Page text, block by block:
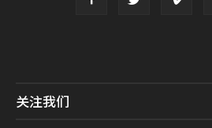
关注我们